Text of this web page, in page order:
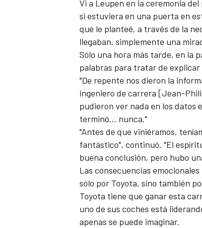
MÁS CATEGORÍAS
Vi a Leupen en la ceremonia
si estuviera en una puerta en
que le planteé, a través de la
llegaban, simplemente una
Sólo una hora más tarde, en la
palabras para tratar de explicar
"De repente nos dieron la
ingeniero de carrera [Jean-
pudieron ver nada en los datos
terminó... nunca."
"Antes de que viniéramos,
fantástico", continuó. "El
buena conclusión, pero hubo
Las consecuencias
sólo por Toyota, sino también
Toyota tiene que ganar esta
uno de sus coches está
apenas se puede imaginar.